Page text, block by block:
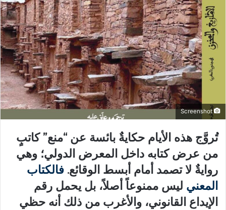
Screenshot
تُروَّج هذه الأيام حكايةٌ بائسة عن “منع” كاتبٍ
من عرض كتابه داخل المعرض الدولي؛ وهي
روايةٌ لا تصمد أمام أبسط الوقائع. فالكتاب
المعني ليس ممنوعاً أصلاً، بل يحمل رقم
الإيداع القانوني، والأغرب من ذلك أنه حظي